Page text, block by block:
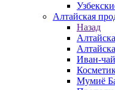
Алтайская
Назад
Иван-
Мумиё